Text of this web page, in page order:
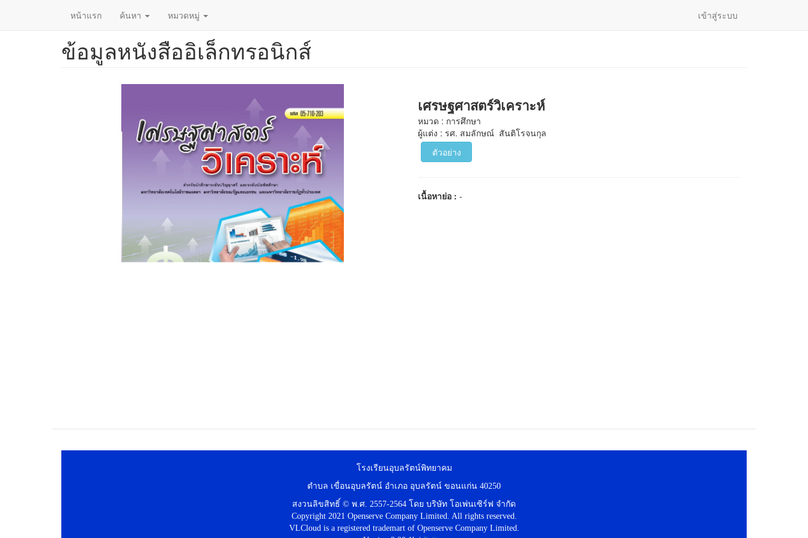
หน้าแรก ค้นหา หมวดหมู่ เข้าสู่ระบบ
ข้อมูลหนังสืออิเล็กทรอนิกส์
เศรษฐศาสตร์วิเคราะห์
หมวด : การศึกษา
ผู้แต่ง : รศ. สมลักษณ์ สันติโรจนกุล
ตัวอย่าง
เนื้อหาย่อ :-
โรงเรียนอุบลรัตน์พิทยาคม
ตำบล เขื่อนอุบลรัตน์ อำเภอ อุบลรัตน์ ขอนแก่น 40250
สงวนลิขสิทธิ์ © พ.ศ. 2557-2564 โดย บริษัท โอเพ่นเซิร์ฟ จำกัด
Copyright 2021 Openserve Company Limited. All rights reserved.
VLCloud is a registered trademart of Openserve Company Limited.